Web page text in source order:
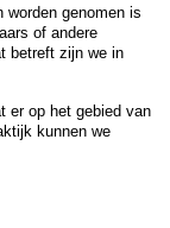
worden genomen is
of andere
betreft zijn we in
er op het gebied van
kunnen we